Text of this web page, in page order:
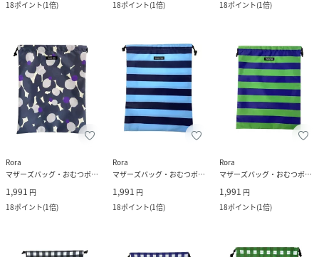
18ポイント(1倍)
18ポイント(1倍)
18ポイント(1倍)
Rora
マザーズバッグ・おむつポーチ
1,991 円
18ポイント(1倍)
Rora
マザーズバッグ・おむつポーチ
1,991 円
18ポイント(1倍)
Rora
マザーズバッグ・おむつポーチ
1,991 円
18ポイント(1倍)